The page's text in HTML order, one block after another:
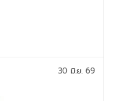
30 มิ.ย. 69